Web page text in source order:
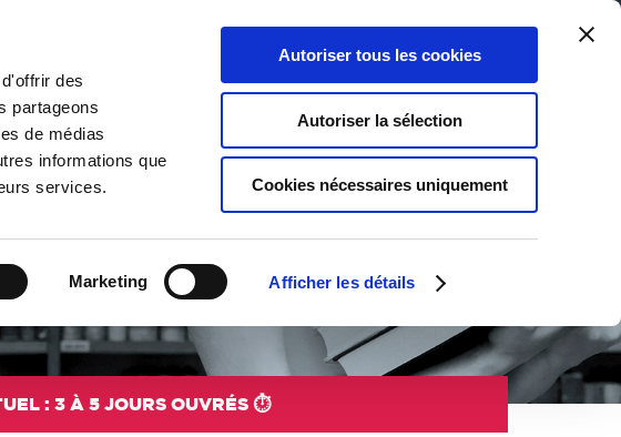
des
partageons
de médias
informations que
services.
Marketing Afficher les détails
Autoriser tous les cookies
Autoriser la sélection
Cookies nécessaires uniquement
0
Panier
0
Ma liste
Connexion
de cette rubrique retracent l’histoire de cet art millénaire, de la danse
passion du mouvement : biographies de danseurs, ét...
: 3 À 5 JOURS OUVRÉS ⏱️